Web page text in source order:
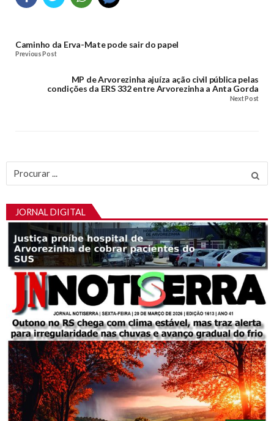
Caminho da Erva-Mate pode sair do papel
Previous Post
MP de Arvorezinha ajuíza ação civil pública pelas
condições da ERS 332 entre Arvorezinha a Anta Gorda
Next Post
Procurar
JORNAL DIGITAL